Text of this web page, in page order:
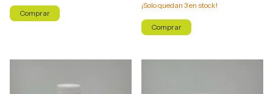
¡Solo quedan 3en stock!